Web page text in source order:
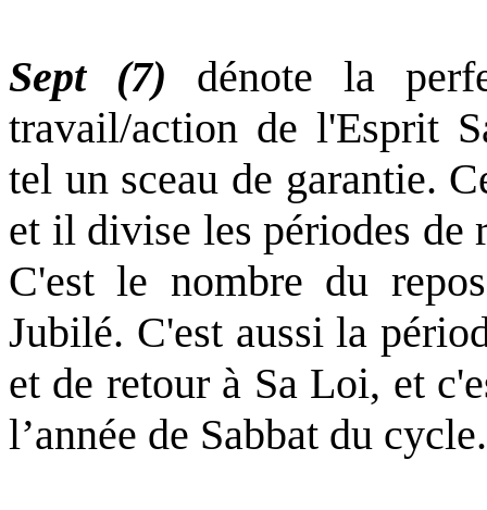
Sept (7) dénote la
travail/action de l'Esprit
tel un sceau de garantie.
et il divise les périodes de
C'est le nombre du
Jubilé. C'est aussi la
et de retour à Sa Loi, et
l’année de Sabbat du cycle.